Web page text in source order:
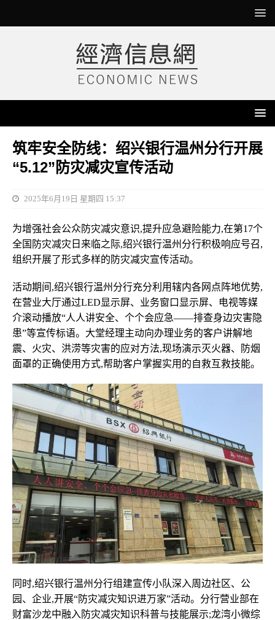
筑牢安全防线：绍兴银行温州分行开展
“5.12”防灾减灾宣传活动
2025年6月19日 星期四 15:37
为增强社会公众防灾减灾意识,提升应急避险能力,在第17个
全国防灾减灾日来临之际,绍兴银行温州分行积极响应号召,
组织开展了形式多样的防灾减灾宣传活动。
活动期间,绍兴银行温州分行充分利用辖内各网点阵地优势,
在营业大厅通过LED显示屏、业务窗口显示屏、电视等媒
介滚动播放“人人讲安全、个个会应急——排查身边灾害隐
患”等宣传标语。大堂经理主动向办理业务的客户讲解地
震、火灾、洪涝等灾害的应对方法,现场演示灭火器、防烟
面罩的正确使用方式,帮助客户掌握实用的自救互救技能。
同时,绍兴银行温州分行组建宣传小队深入周边社区、公
园、企业,开展“防灾减灾知识进万家”活动。分行营业部在
财富沙龙中融入防灾减灾知识科普与技能展示;龙湾小微综